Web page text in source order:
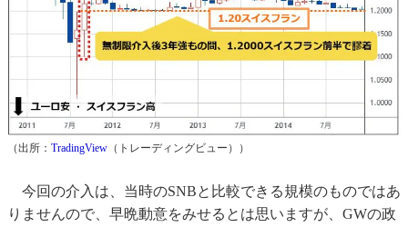
（出所： TradingView （トレーディングビュー））
今回の介入は、当時のSNBと比較できる規模のものではあ
りませんので、早晩動意をみせるとは思いますが、GWの政